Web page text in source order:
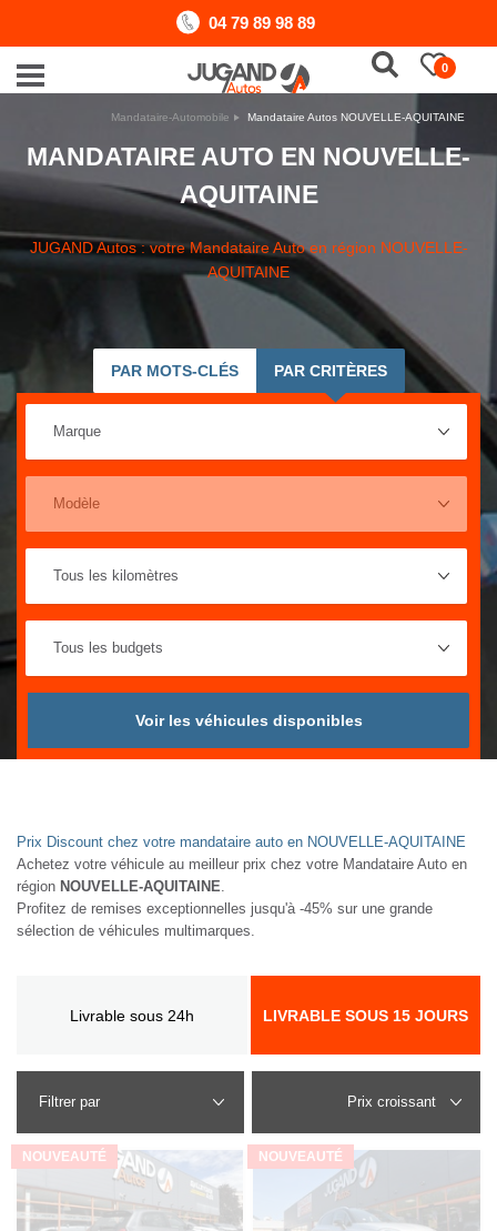
04 79 89 98 89
0
Mandataire-Automobile Mandataire Autos NOUVELLE-AQUITAINE
MANDATAIRE AUTO EN NOUVELLE-
AQUITAINE
JUGAND Autos : votre Mandataire Auto en région NOUVELLE-
AQUITAINE
PAR MOTS-CLÉS PAR CRITÈRES
Voir les véhicules disponibles
Prix Discount chez votre mandataire auto en NOUVELLE-AQUITAINE
Achetez votre véhicule au meilleur prix chez votre Mandataire Auto en
région NOUVELLE-AQUITAINE
Profitez de remises exceptionnelles jusqu'à -45% sur une grande
sélection de véhicules multimarques.
Livrable sous 24h LIVRABLE SOUS 15 JOURS
Filtrer par
NOUVEAUTÉ NOUVEAUTÉ